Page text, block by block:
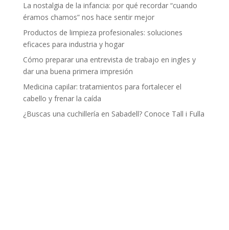
La nostalgia de la infancia: por qué recordar “cuando
éramos chamos” nos hace sentir mejor
Productos de limpieza profesionales: soluciones
eficaces para industria y hogar
Cómo preparar una entrevista de trabajo en ingles y
dar una buena primera impresión
Medicina capilar: tratamientos para fortalecer el
cabello y frenar la caída
¿Buscas una cuchillería en Sabadell? Conoce Tall i Fulla